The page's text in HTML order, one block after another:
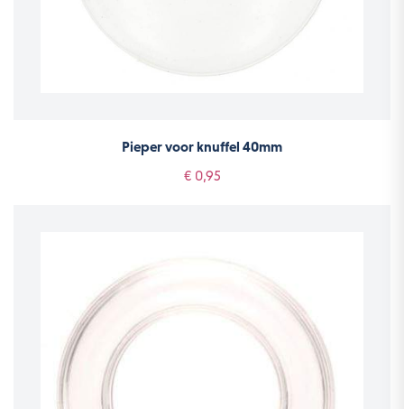
Pieper voor knuffel 40mm
€ 0,95